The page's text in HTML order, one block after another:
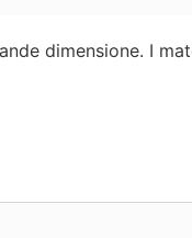
dimensione. I